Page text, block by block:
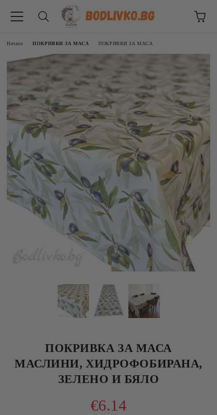
Начало ПОКРИВКИ ЗА МАСА ПОКРИВКИ ЗА МАСА
ПОКРИВКА ЗА МАСА
МАСЛИНИ, ХИДРОФОБИРАНА,
ЗЕЛЕНО И БЯЛО
€6.14